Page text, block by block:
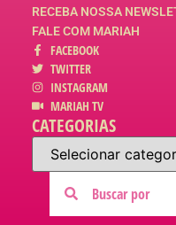
RECEBA NOSSA
FALE COM MARIAH
FACEBOOK
TWITTER
INSTAGRAM
MARIAH TV
CATEGORIAS